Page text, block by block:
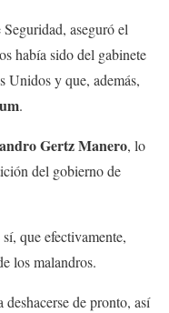
Seguridad, aseguró el
había sido del gabinete
Unidos y que, además,
.
Gertz Manero, lo
del gobierno de
que efectivamente,
los malandros.
de pronto, así